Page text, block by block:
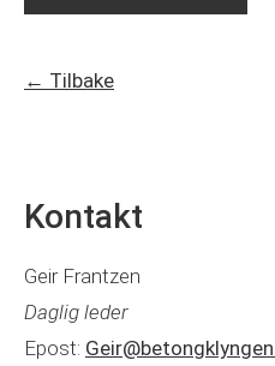
← Tilbake
Kontakt
Geir Frantzen
Daglig leder
Epost: